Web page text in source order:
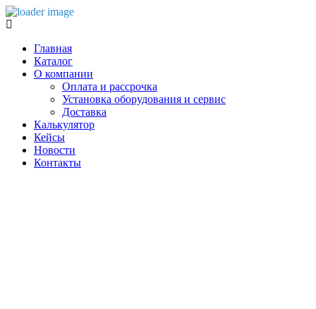
Главная
Каталог
О компании
Оплата и рассрочка
Установка оборудования и сервис
Доставка
Калькулятор
Кейсы
Новости
Контакты